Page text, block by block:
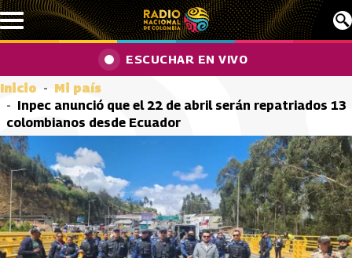
Pasar al contenido principal
ESCUCHAR EN VIVO
Inicio
Mi país
Inpec anunció que el 22 de abril serán repatriados 13
colombianos desde Ecuador